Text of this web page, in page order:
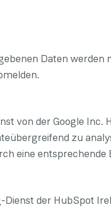
Daten
von der Google
zu
eine
der HubSpot